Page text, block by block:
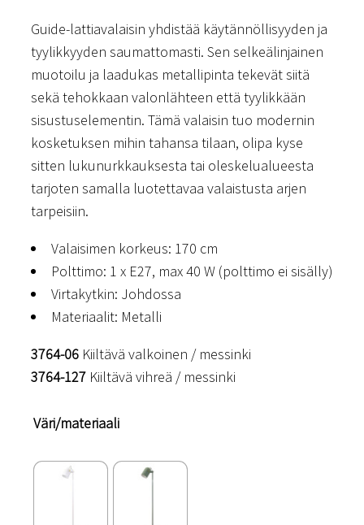
Guide-lattiavalaisin yhdistää käytännöllisyyden ja
tyylikkyyden saumattomasti. Sen selkeälinjainen
muotoilu ja laadukas metallipinta tekevät siitä
sekä tehokkaan valonlähteen että tyylikkään
sisustuselementin. Tämä valaisin tuo modernin
kosketuksen mihin tahansa tilaan, olipa kyse
sitten lukunurkkauksesta tai oleskelualueesta
tarjoten samalla luotettavaa valaistusta arjen
tarpeisiin.
Valaisimen korkeus: 170 cm
Polttimo: 1 x E27, max 40 W (polttimo ei sisälly)
Virtakytkin: Johdossa
Materiaalit: Metalli
3764-06 Kiiltävä valkoinen / messinki
3764-127 Kiiltävä vihreä / messinki
Väri/materiaali